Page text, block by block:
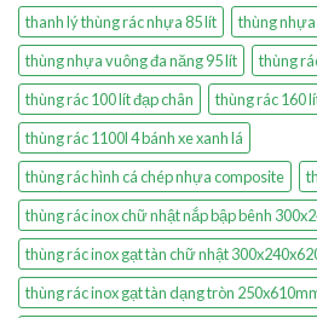
thanh lý thùng rác nhựa 85 lít
thùng nhựa
thùng nhựa vuông đa năng 95 lít
thùng
thùng rác 100 lít đạp chân
thùng rác 160
thùng rác 1100l 4 bánh xe xanh lá
thùng rác hình cá chép nhựa composite
thùng rác inox chữ nhật nắp bập bênh
thùng rác inox gạt tàn chữ nhật
thùng rác inox gạt tàn dạng tròn